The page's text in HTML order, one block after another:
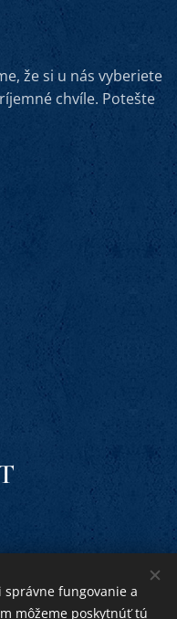
že si u nás vyberiete
chvíle. Potešte
správne fungovanie a
môžeme poskytnúť tú